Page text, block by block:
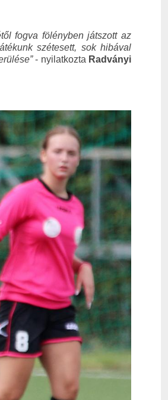
fogva fölényben játszott az
szétesett, sok hibával
- nyilatkozta Radványi